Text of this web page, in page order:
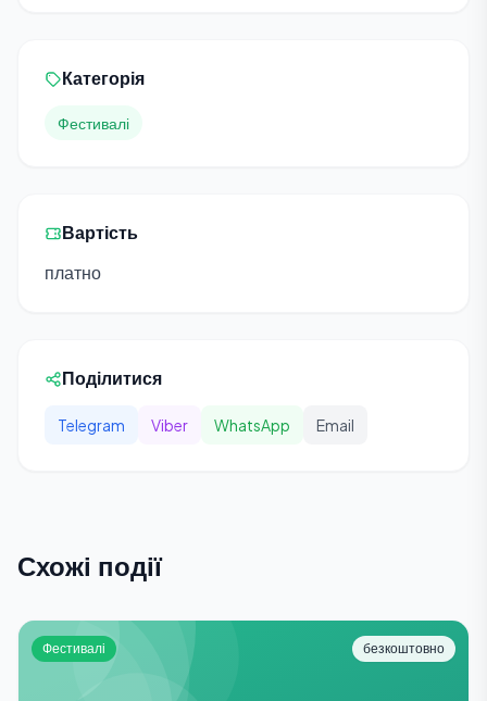
Категорія
Фестивалі
Вартість
платно
Поділитися
Telegram Viber WhatsApp Email
Схожі події
Фестивалі безкоштовно